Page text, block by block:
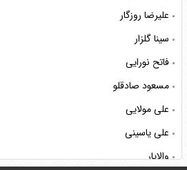
علیرضا روزگار
سینا گلزار
فاتح نورایی
مسعود صادقلو
علی مولایی
علی یاسینی
والایار